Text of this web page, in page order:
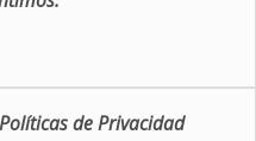
Políticas de Privacidad